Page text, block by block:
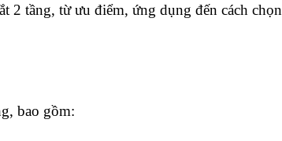
2 tầng, từ ưu điểm, ứng dụng đến cách chọn
bao gồm: